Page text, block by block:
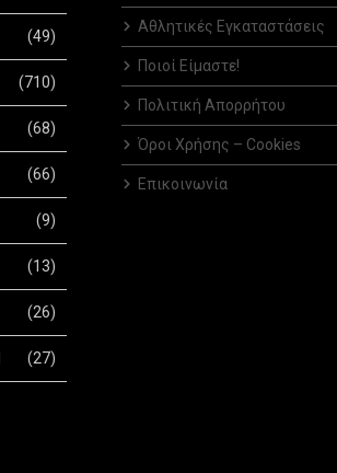
(49)
(710)
(68)
(66)
(9)
(13)
(26)
(27)
Αθλητικές Εγκαταστάσεις
Ποιοί Είμαστε!
Πολιτική Απορρήτου
Όροι Χρήσης – Cookies
Επικοινωνία